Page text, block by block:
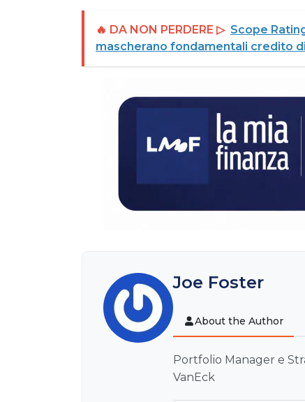
🔥 DA NON PERDERE ▷ Scope
mascherano fondamentali credito
Joe Foster
About the Author
Portfolio Manager e
VanEck